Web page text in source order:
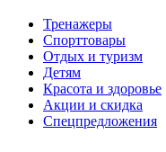
Тренажеры
Спорттовары
Отдых и туризм
Детям
Красота и здоровье
Акции и скидка
Спецпредложения